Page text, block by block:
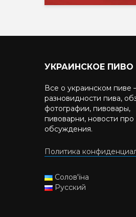
УКРАИНСКОЕ ПИВО
Все о украинском пиве
разновидности пива,
фотографии, пивовары,
пивоварни, новости про
обсуждения.
Политика
Солов'їна
Русский